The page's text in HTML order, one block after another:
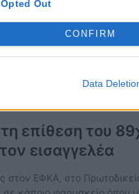
Opted Out
CONFIRM
Data